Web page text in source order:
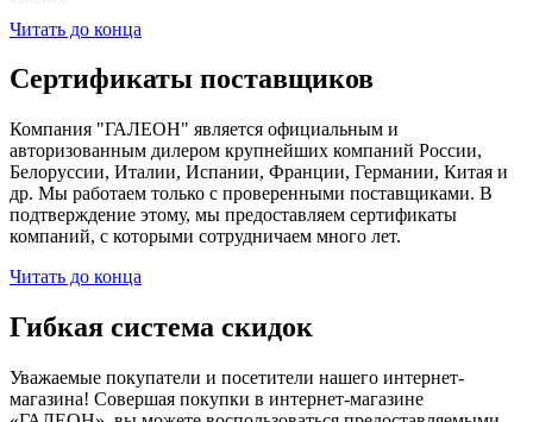
Читать до конца
Сертификаты поставщиков
Компания "ГАЛЕОН" является официальным и
авторизованным дилером крупнейших компаний России,
Белоруссии, Италии, Испании, Франции, Германии, Китая и
др. Мы работаем только с проверенными поставщиками. В
подтверждение этому, мы предоставляем сертификаты
компаний, с которыми сотрудничаем много лет.
Читать до конца
Гибкая система скидок
Уважаемые покупатели и посетители нашего интернет-
магазина! Совершая покупки в интернет-магазине